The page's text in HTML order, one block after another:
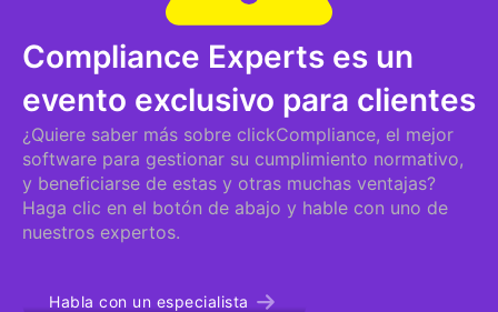
Compliance Experts es un
evento exclusivo para clientes
¿Quiere saber más sobre clickCompliance, el mejor
software para gestionar su cumplimiento normativo,
y beneficiarse de estas y otras muchas ventajas?
Haga clic en el botón de abajo y hable con uno de
nuestros expertos.
Habla con un especialista